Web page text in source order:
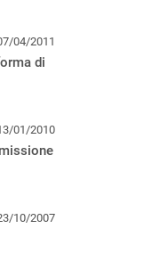
04/2011
di
01/2010
10/2007